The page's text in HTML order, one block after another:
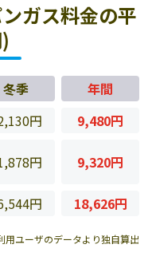
ガス料金の平
冬季
年間
円
9,480円
円 9,320円
円 18,626円
ユーザのデータより独自算出